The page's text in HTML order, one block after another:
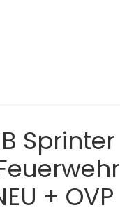
Sprinter
+ OVP